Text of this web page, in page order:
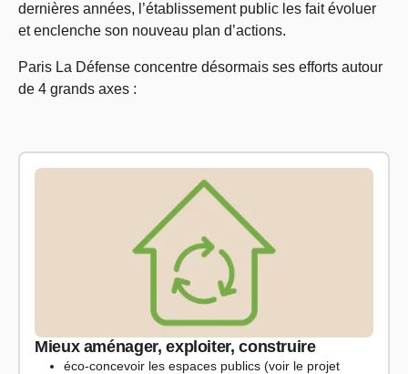
dernières années, l’établissement public les fait évoluer
et enclenche son nouveau plan d’actions.
Paris La Défense concentre désormais ses efforts autour
de 4 grands axes :
Mieux aménager, exploiter, construire
éco-concevoir les espaces publics (voir le projet